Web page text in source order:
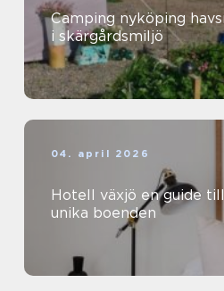
Camping nyköping havsnära upplevelser
i skärgårdsmiljö
04. april 2026
Hotell växjö en guide till stadens mest
unika boenden